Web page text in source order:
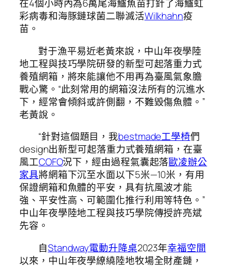
在4個小時內為6萬尾海鱸魚苗打針了海鱸虹
彩病毒和海豚鏈球菌二聯滅活Wilkhahn疫
苗。
對于漁平易近老黃來說，中山年夜學陸
地工程與技巧學院研發的新型可起落重力式
養殖網箱，將來能讓他不用再為臺風氣象膽
戰心驚。“此刻常用的網箱沒法所有的沉進水
下，經常會傾斜或許側翻，不難毀傷魚體。”
老黃說。
“針對這個題目，我bestmade工學椅們
design出新型可起落重力式養殖網箱，在臺
風工COFO況下，經由過程氣囊起落歐凌辦公
家具將網箱下沉至水面以下5米—10米，有用
保證網箱和魚體的平安，具有抗風波才能
強、平安性高、可範圍化推行利用等特色。”
中山年夜學陸地工程與技巧學院傳授許亮斌
先容。
自Standway電動升降桌2023年幸福空間
以來，中山年夜學繚繞陸地牧場全財產鏈，